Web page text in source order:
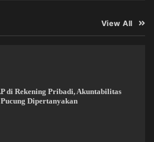
View All
di Rekening Pribadi, Akuntabilitas
Dipertanyakan